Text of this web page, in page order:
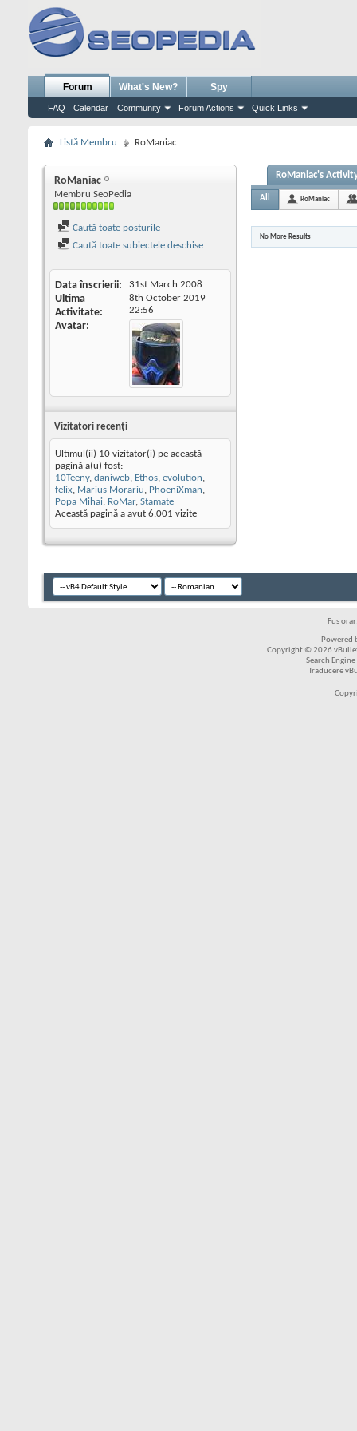
Forum
FAQ Calendar Community Forum Actions Quick Links
What's New? Spy
Listă Membru RoManiac
RoManiac
Membru SeoPedia
Caută toate posturile
Caută toate subiectele deschise
Data înscrierii 31st March 2008
Ultima
Activitate
8th October 2019
22:56
Avatar
Vizitatori recenţi
Ultimul(ii) 10 vizitator(i) pe această
pagină a(u) fost:
10Teeny, daniweb, Ethos, evolution,
felix, Marius Morariu, PhoeniXman,
Popa Mihai, RoMar, Stamate
Această pagină a avut 6.001 vizite
RoManiac's
All RoManiac
No More Results
Fus
Powered
Copyright © 2026
Search
Traducere